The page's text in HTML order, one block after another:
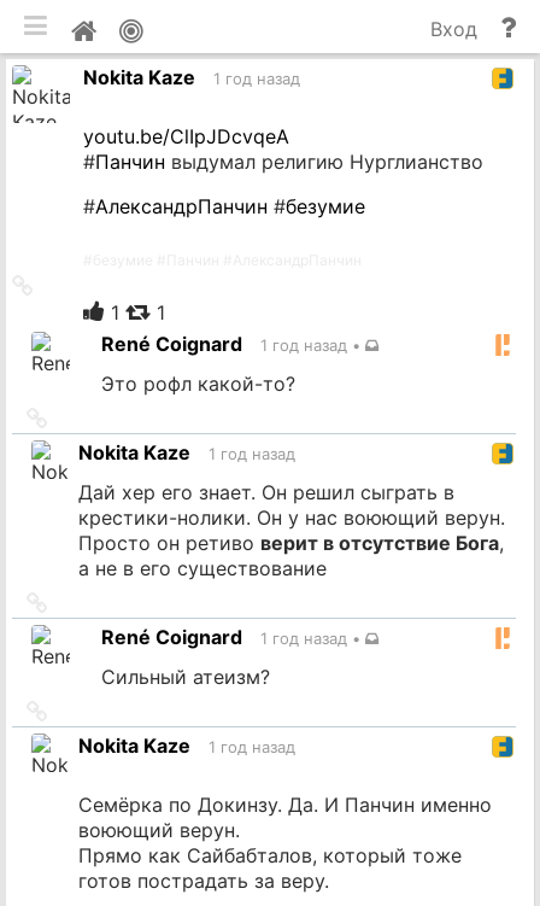
Мой
профиль
и
Вход
Nokita Kaze
1 год назад
youtu.be/ClIpJDcvqeA
#Панчин выдумал религию Нурглианство
#АлександрПанчин #безумие
источник
1
1
René Coignard
1 год назад •
Это рофл какой-то?
на
источник
Nokita Kaze 1 год назад
Дай хер его знает. Он решил сыграть в
крестики-нолики. Он у нас воюющий верун.
Просто он ретиво верит в отсутствие Бога,
а не в его существование
на
источникRené Coignard 1 год назад •
Сильный атеизм?
на
источник
Nokita Kaze 1 год назад
Семёрка по Докинзу. Да. И Панчин именно
воюющий верун.
Прямо как Сайбабталов, который тоже
готов пострадать за веру.
мобильная версия